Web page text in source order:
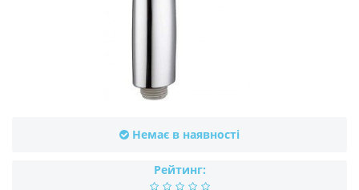
Немає в наявності
Рейтинг: